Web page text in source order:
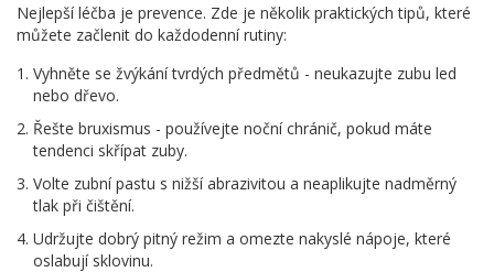
Nejlepší léčba je prevence. Zde je několik praktických tipů, které
můžete začlenit do každodenní rutiny:
Vyhněte se žvýkání tvrdých předmětů - neukazujte zubu led
nebo dřevo.
Řešte bruxismus - používejte noční chránič, pokud máte
tendenci skřípat zuby.
Volte zubní pastu s nižší abrazivitou a neaplikujte nadměrný
tlak při čištění.
Udržujte dobrý pitný režim a omezte nakyslé nápoje, které
oslabují sklovinu.